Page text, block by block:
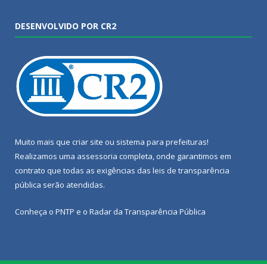
DESENVOLVIDO POR CR2
Muito mais que criar site ou sistema para prefeituras!
Realizamos uma assessoria completa, onde garantimos em
contrato que todas as exigências das leis de transparência
pública serão atendidas.
Conheça o PNTP e o Radar da Transparência Pública